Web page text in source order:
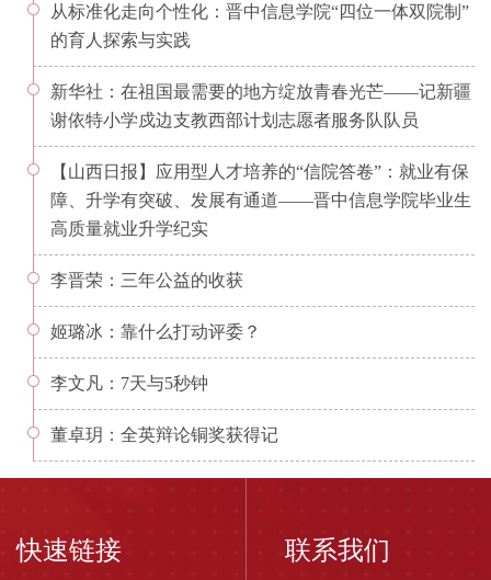
从标准化走向个性化：晋中信息学院“四位一体双院制”
的育人探索与实践
新华社：在祖国最需要的地方绽放青春光芒——记新疆
谢依特小学戍边支教西部计划志愿者服务队队员
【山西日报】应用型人才培养的“信院答卷”：就业有保
障、升学有突破、发展有通道——晋中信息学院毕业生
高质量就业升学纪实
李晋荣：三年公益的收获
姬璐冰：靠什么打动评委？
李文凡：7天与5秒钟
董卓玥：全英辩论铜奖获得记
快速链接 联系我们